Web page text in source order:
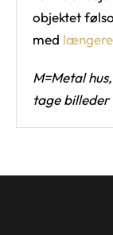
objektet
med
M=Metal
tage billeder